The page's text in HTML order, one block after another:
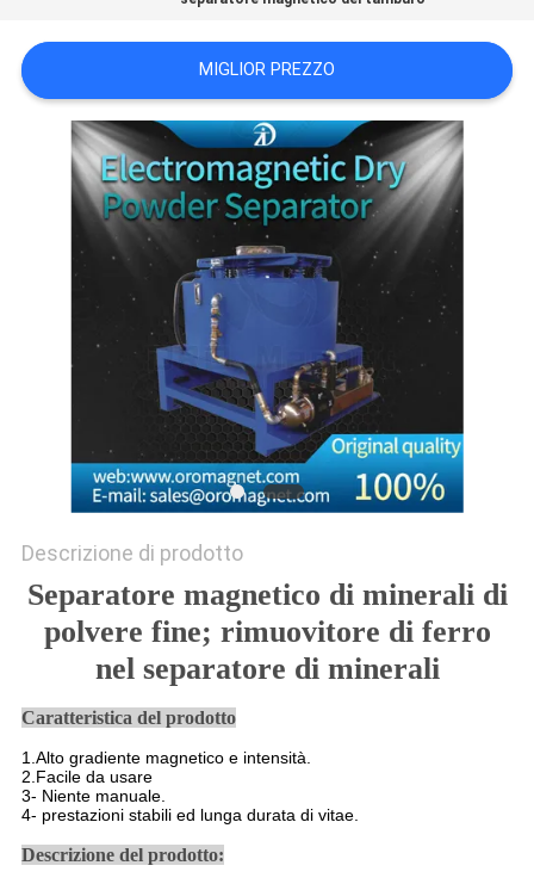
DEL
SITO
PRIVACY
POLICY
MIGLIOR PREZZO
Descrizione di prodotto
Separatore magnetico di minerali di
polvere fine; rimuovitore di ferro
nel separatore di minerali
Caratteristica del prodotto
1.Alto gradiente magnetico e intensità.
2.Facile da usare
3- Niente manuale.
4- prestazioni stabili ed lunga durata di vitae.
Descrizione del prodotto: